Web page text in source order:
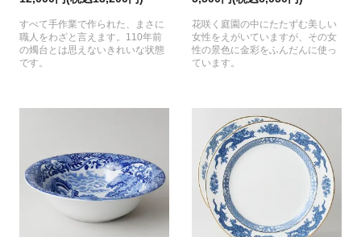
すべて手作業で作られた、まさに
職人をわざと言えます。110年前
の燭台とは思えないきれいな状態
です。
花咲く庭園の中にたたずむ美しい
女性をえがいていますが、その女
性の景色に金彩をふんだんに使っ
ています。